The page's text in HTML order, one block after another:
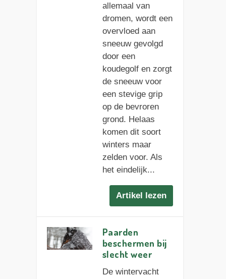
allemaal van
dromen, wordt een
overvloed aan
sneeuw gevolgd
door een
koudegolf en zorgt
de sneeuw voor
een stevige grip
op de bevroren
grond. Helaas
komen dit soort
winters maar
zelden voor. Als
het eindelijk...
Artikel lezen
Paarden
beschermen bij
slecht weer
De wintervacht